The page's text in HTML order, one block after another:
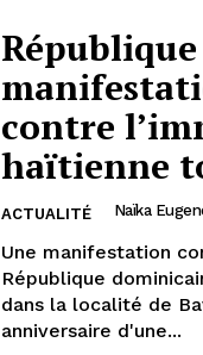
contre
haïtienne
ACTUALITÉ Naïka
Une manifestation
République
dans la localité de
anniversaire d'une...